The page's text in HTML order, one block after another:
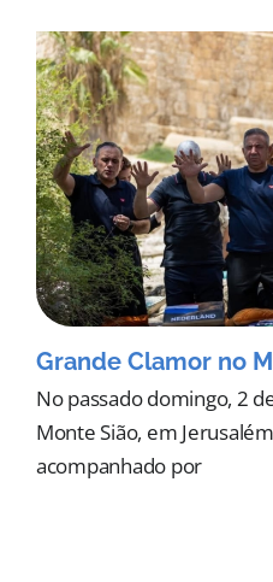
Grande Clamor no
No passado domingo, 2
Monte Sião, em
acompanhado por